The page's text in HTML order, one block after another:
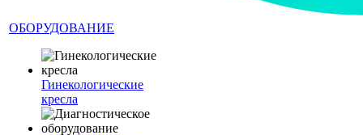
ОБОРУДОВАНИЕ
Гинекологические
кресла